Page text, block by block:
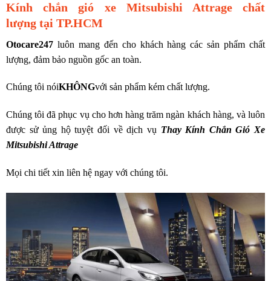
Kính chắn gió xe Mitsubishi Attrage chất
lượng tại TP.HCM
Otocare247 luôn mang đến cho khách hàng các sản phẩm chất
lượng, đảm bảo nguồn gốc an toàn.
Chúng tôi nóiKHÔNGvới sản phẩm kém chất lượng.
Chúng tôi đã phục vụ cho hơn hàng trăm ngàn khách hàng, và luôn
được sử ủng hộ tuyệt đối về dịch vụ Thay Kính Chắn Gió Xe
Mitsubishi Attrage
Mọi chi tiết xin liên hệ ngay với chúng tôi.